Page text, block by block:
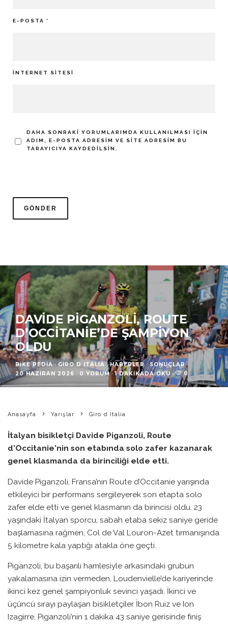
E-POSTA *
İNTERNET SITESI
DAHA SONRAKI YORUMLARIMDA KULLANILMASI IÇIN
ADIM, E-POSTA ADRESIM VE SITE ADRESIM BU
TARAYICIYA KAYDEDILSIN.
DAVIDE PIGANZOLI, ROUTE
D’OCCITANIE’DE ŞAMPIYON
OLDU
BIKE PEDIA · GIRO D ITALIA HABERLER SONUÇLAR ·
20 HAZIRAN 2026 · 0 YORUM · 1 DAKIKADA OKU · 0
Anasayfa Yarışlar Giro d Italia
İtalyan bisikletçi Davide Piganzoli, Route
d'Occitanie'nin son etabında solo zafer kazanarak
genel klasmanda da birinciliği elde etti.
Davide Piganzoli, Fransa’nın Route d’Occitanie yarışında
etkileyici bir performans sergileyerek son etapta solo
zafer elde etti ve genel klasmanın da birincisi oldu. 23
yaşındaki İtalyan sporcu, sabah etaba sekiz saniye geride
başlamasına rağmen, Col de Val Louron-Azet tırmanışında
5 kilometre kala yaptığı atakla öne geçti.
Piganzoli, bu başarılı hamlesiyle arkasındaki grubun
yakalamasına izin vermeden, Loudenvielle’de kariyerinde
ikinci kez genel şampiyonluk sevinci yaşadı. İkinci ve
üçüncü sırayı paylaşan bisikletçiler İbon Ruiz ve Ion
Izagirre, Piganzoli’nin 1 dakika 43 saniye gerisinde finiş